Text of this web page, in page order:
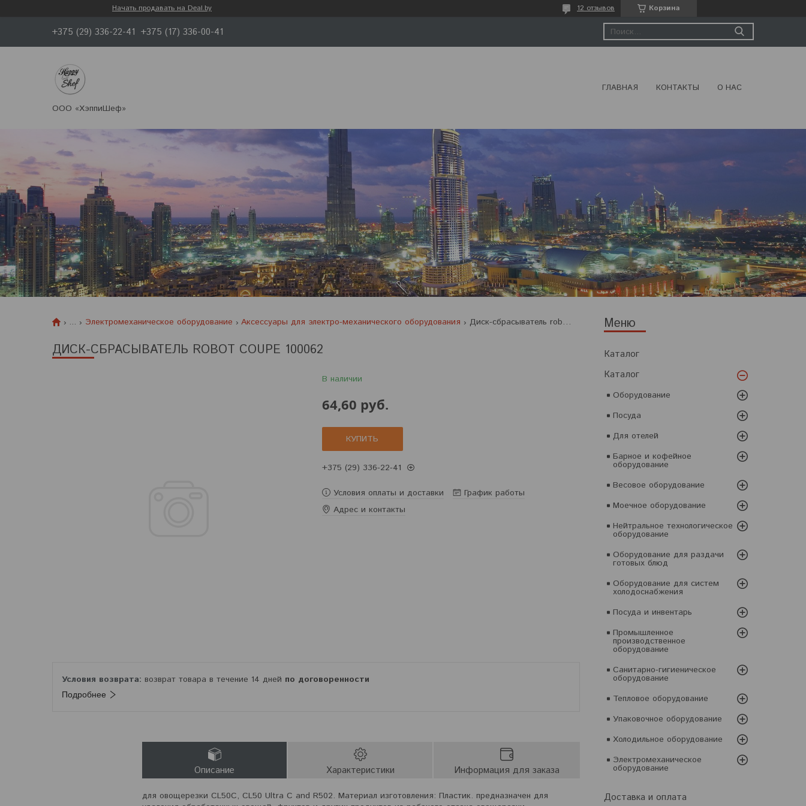
Начать продавать на Deal.by Корзина
12 отзывов
+375 (29) 336-22-41 +375 (17) 336-00-41
ООО «ХэппиШеф»
ГЛАВНАЯ КОНТАКТЫ О НАС
Каталог
Каталог
Оборудование
Посуда
Для отелей
Барное и кофейное
оборудование
Весовое оборудование
Моечное оборудование
Нейтральное технологическое
оборудование
Оборудование для раздачи
готовых блюд
Оборудование для систем
холодоснабжения
Посуда и инвентарь
Промышленное
производственное
оборудование
Санитарно-гигиеническое
оборудование
Тепловое оборудование
Упаковочное оборудование
Холодильное оборудование
Электромеханическое
оборудование
Доставка и оплата
... Электромеханическое оборудование Аксессуары для электро-механического оборудования Диск-сбрасыватель robot coupe 100062
ДИСК-СБРАСЫВАТЕЛЬ ROBOT COUPE 100062
В наличии
64,60 руб.
КУПИТЬ
+375 (29) 336-22-41
Условия оплаты и доставки
График работы
Адрес и контакты
возврат товара в течение 14 дней по договоренности
Подробнее
Описание Характеристики Информация для заказа
для овощерезки CL50C, CL50 Ultra C and R502. Материал изготовления: Пластик. предназначен для